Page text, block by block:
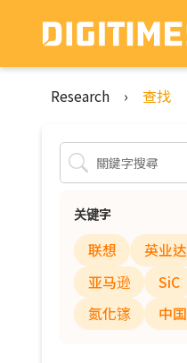
Research › 查找
关键字
联想 英业达
亚马逊
SiC
氮化镓
中国